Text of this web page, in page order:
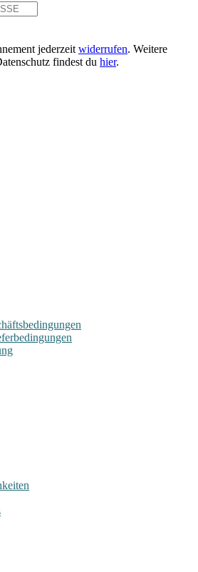
jederzeit widerrufen. Weitere
findest du hier.